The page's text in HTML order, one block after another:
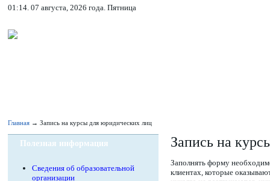
01:14. 07 августа, 2026 года. Пятница
Главная → Запись на курсы для юридических лиц
Полезная информация
Сведения об образовательной
организации
Запись на
Заполнять форму
клиентах, которые